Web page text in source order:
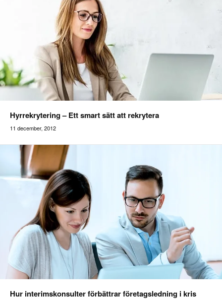
Hyrrekrytering – Ett smart sätt att rekrytera
11 december, 2012
Hur interimskonsulter förbättrar företagsledning i kris